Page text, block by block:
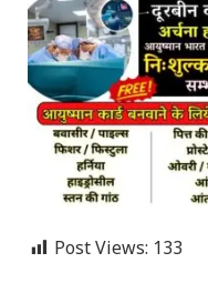
Post Views: 133